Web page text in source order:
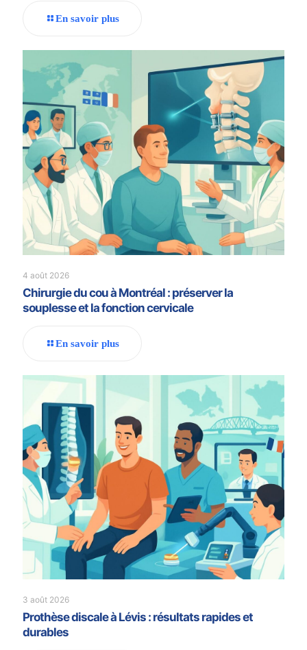
En savoir plus
4 août 2026
Chirurgie du cou à Montréal : préserver la
souplesse et la fonction cervicale
En savoir plus
3 août 2026
Prothèse discale à Lévis : résultats rapides et
durables